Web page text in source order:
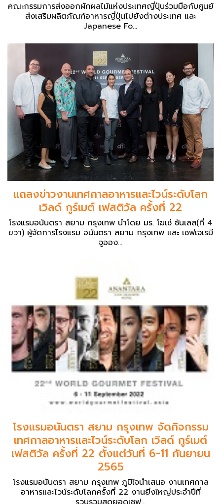
คณะกรรมการส่งออกผักผลไม้แห่งประเทศญี่ปุ่นร่วมมือกับศูนย์
ส่งเสริมผลิตภัณฑ์อาหารญี่ปุ่นไปยังต่างประเทศ และ
Japanese Fo...
แถลงข่าวงานเทศกาลอาหารและไวน์ระดับโลก
เวิลด์ กูร์เมต์ เฟสติวัล ครั้งที่ 22
โรงแรมอนันตรา สยาม กรุงเทพ นำโดย มร. โฆเซ่ ซันเลส(ที่ 4
ขวา) ผู้จัดการโรงแรม อนันตรา สยาม กรุงเทพ และ เชฟเจเรมี
จูออง...
โรงแรมอนันตรา สยาม กรุงเทพ จัดกิจกรรม
เทศกาลอาหารและไวน์ระดับโลก เวิลด์ กูร์เมต์
เฟสติวัล ครั้งที่ 22 ตั้งแต่วันที่ 6-11 กันยายน
2565
โรงแรมอนันตรา สยาม กรุงเทพ ภูมิใจนำเสนอ งานเทศกาล
อาหารและไวน์ระดับโลกครั้งที่ 22 งานยิ่งใหญ่ประจำปีที่